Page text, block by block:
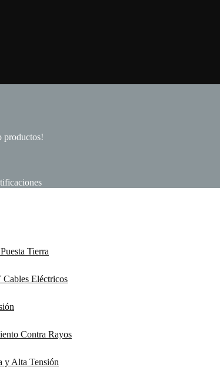
productos!
Tierra
Cables Eléctricos
Contra Rayos
y Alta Tensión